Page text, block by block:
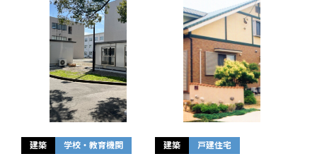
建築 学校・教育機関 建築 戸建住宅